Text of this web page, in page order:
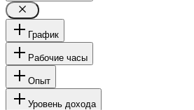
График
Рабочие часы
Опыт
Уровень дохода